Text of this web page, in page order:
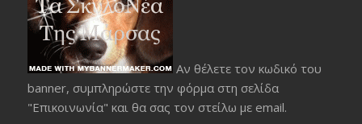
Αν θέλετε τον κωδικό του
banner, συμπληρώστε την φόρμα στη σελίδα
"Επικοινωνία" και θα σας τον στείλω με email.